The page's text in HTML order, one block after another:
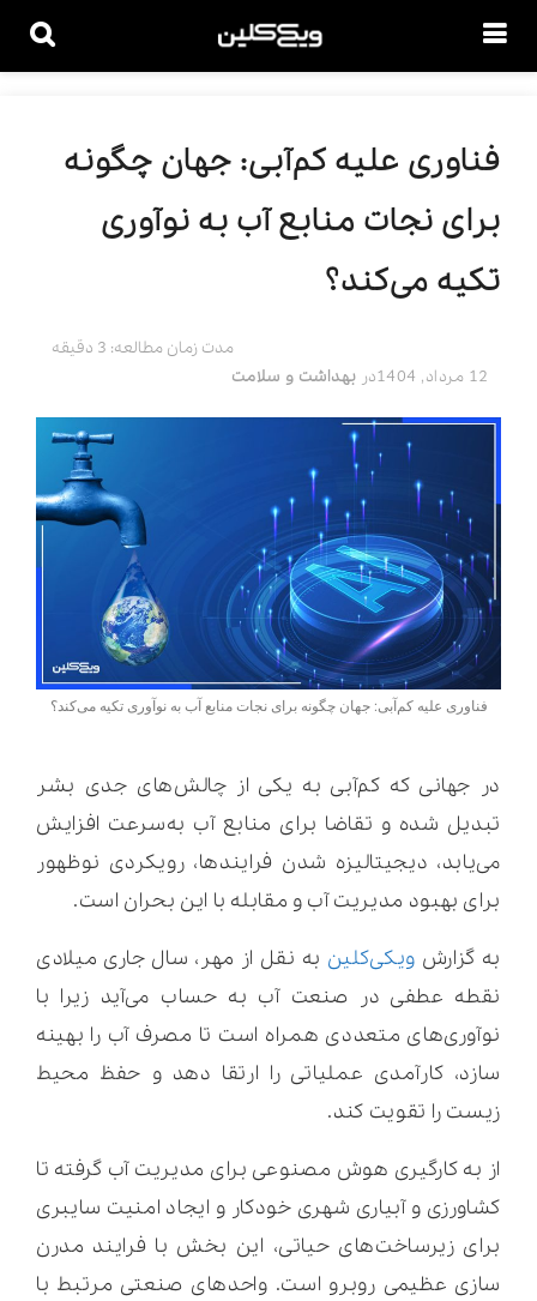
فناوری علیه کم‌آبی: جهان چگونه
برای نجات منابع آب به نوآوری
تکیه می‌کند؟
مدت زمان مطالعه: 3 دقیقه
12 مرداد, 1404
در بهداشت و سلامت
فناوری علیه کم‌آبی: جهان چگونه برای نجات منابع آب به نوآوری تکیه می‌کند؟
در جهانی که کم‌آبی به یکی از چالش‌های جدی بشر
تبدیل شده و تقاضا برای منابع آب به‌سرعت افزایش
می‌یابد، دیجیتالیزه شدن فرایندها، رویکردی نوظهور
برای بهبود مدیریت آب و مقابله با این بحران است.
به گزارش ویکی‌کلین به نقل از مهر، سال جاری میلادی
نقطه عطفی در صنعت آب به حساب می‌آید زیرا با
نوآوری‌های متعددی همراه است تا مصرف آب را بهینه
سازد، کارآمدی عملیاتی را ارتقا دهد و حفظ محیط
زیست را تقویت کند.
از به کارگیری هوش مصنوعی برای مدیریت آب گرفته تا
کشاورزی و آبیاری شهری خودکار و ایجاد امنیت سایبری
برای زیرساخت‌های حیاتی، این بخش با فرایند مدرن
سازی عظیمی روبرو است. واحدهای صنعتی مرتبط با